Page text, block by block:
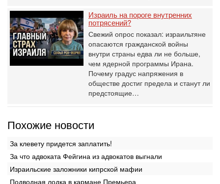
Израиль на пороге внутренних
потрясений?
Свежий опрос показал: израильтяне
опасаются гражданской войны
внутри страны едва ли не больше,
чем ядерной программы Ирана.
Почему градус напряжения в
обществе достиг предела и станут ли
предстоящие…
Похожие новости
За клевету придется заплатить!
За что адвоката Фейгина из адвокатов выгнали
Израильские заложники кипрской мафии
Подводная лодка в кармане Премьера